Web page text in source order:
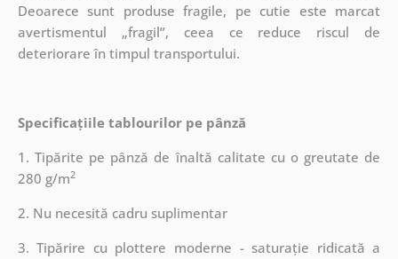
Deoarece sunt produse fragile, pe cutie este marcat
avertismentul „fragil”, ceea ce reduce riscul de
deteriorare în timpul transportului.
Specificațiile tablourilor pe pânză
1. Tipărite pe pânză de înaltă calitate cu o greutate de
280 g/m2
2. Nu necesită cadru suplimentar
3. Tipărire cu plottere moderne - saturație ridicată a